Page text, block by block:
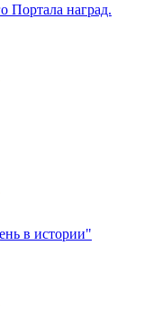
Портала наград.
в истории"